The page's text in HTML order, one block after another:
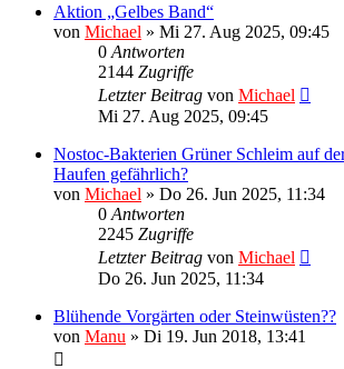
Aktion „Gelbes Band“
von Michael » Mi 27. Aug 2025, 09:45
0 Antworten
2144 Zugriffe
Letzter Beitrag von Michael
Mi 27. Aug 2025, 09:45
Nostoc-Bakterien Grüner Schleim auf
Haufen gefährlich?
von Michael » Do 26. Jun 2025, 11:34
0 Antworten
2245 Zugriffe
Letzter Beitrag von Michael
Do 26. Jun 2025, 11:34
Blühende Vorgärten oder Steinwüsten??
von Manu » Di 19. Jun 2018, 13:41